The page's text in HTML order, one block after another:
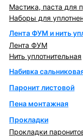
Мастика, паста для
Наборы для
Лента ФУМ и нить
Лента ФУМ
Нить уплотнительная
Набивка
Паронит листовой
Пена монтажная
Прокладки
Прокладки